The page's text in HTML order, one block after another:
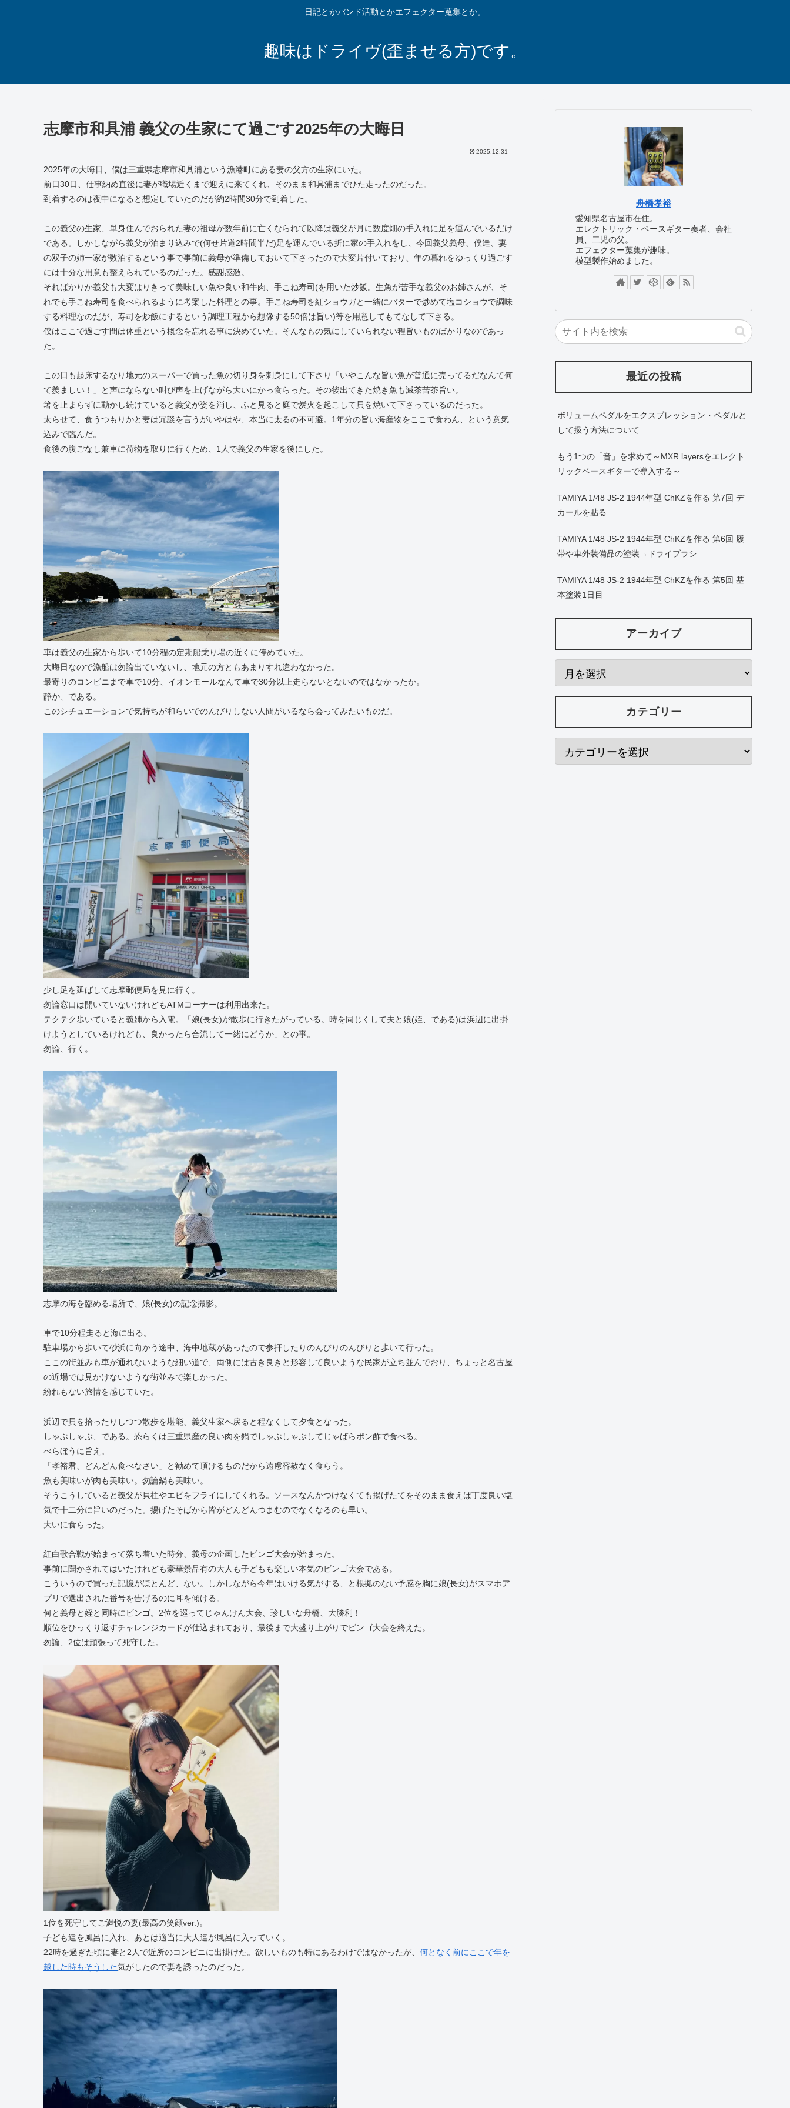
日記とかバンド活動とかエフェクター蒐集とか。
趣味はドライヴ(歪ませる方)です。
志摩市和具浦 義父の生家にて過ごす2025年の大晦日
2025.12.31
2025年の大晦日、僕は三重県志摩市和具浦という漁港町にある妻の父方の生家にいた。
前日30日、仕事納め直後に妻が職場近くまで迎えに来てくれ、そのまま和具浦までひた走ったのだった。
到着するのは夜中になると想定していたのだが約2時間30分で到着した。
この義父の生家、単身住んでおられた妻の祖母が数年前に亡くなられて以降は義父が月に数度畑の手入れに足を運んでいるだけ
である。しかしながら義父が泊まり込みで(何せ片道2時間半だ)足を運んでいる折に家の手入れをし、今回義父義母、僕達、妻
の双子の姉一家が数泊するという事で事前に義母が準備しておいて下さったので大変片付いており、年の暮れをゆっくり過ごす
には十分な用意も整えられているのだった。感謝感激。
そればかりか義父も大変はりきって美味しい魚や良い和牛肉、手こね寿司(を用いた炒飯。生魚が苦手な義父のお姉さんが、そ
れでも手こね寿司を食べられるように考案した料理との事。手こね寿司を紅ショウガと一緒にバターで炒めて塩コショウで調味
する料理なのだが、寿司を炒飯にするという調理工程から想像する50倍は旨い)等を用意してもてなして下さる。
僕はここで過ごす間は体重という概念を忘れる事に決めていた。そんなもの気にしていられない程旨いものばかりなのであっ
た。
この日も起床するなり地元のスーパーで買った魚の切り身を刺身にして下さり「いやこんな旨い魚が普通に売ってるだなんて何
て羨ましい！」と声にならない叫び声を上げながら大いにかっ食らった。その後出てきた焼き魚も滅茶苦茶旨い。
箸を止まらずに動かし続けていると義父が姿を消し、ふと見ると庭で炭火を起こして貝を焼いて下さっているのだった。
太らせて、食うつもりかと妻は冗談を言うがいやはや、本当に太るの不可避。1年分の旨い海産物をここで食わん、という意気
込みで臨んだ。
食後の腹ごなし兼車に荷物を取りに行くため、1人で義父の生家を後にした。
車は義父の生家から歩いて10分程の定期船乗り場の近くに停めていた。
大晦日なので漁船は勿論出ていないし、地元の方ともあまりすれ違わなかった。
最寄りのコンビニまで車で10分、イオンモールなんて車で30分以上走らないとないのではなかったか。
静か、である。
このシチュエーションで気持ちが和らいでのんびりしない人間がいるなら会ってみたいものだ。
少し足を延ばして志摩郵便局を見に行く。
勿論窓口は開いていないけれどもATMコーナーは利用出来た。
テクテク歩いていると義姉から入電。「娘(長女)が散歩に行きたがっている。時を同じくして夫と娘(姪、である)は浜辺に出掛
けようとしているけれども、良かったら合流して一緒にどうか」との事。
勿論、行く。
志摩の海を臨める場所で、娘(長女)の記念撮影。
車で10分程走ると海に出る。
駐車場から歩いて砂浜に向かう途中、海中地蔵があったので参拝したりのんびりのんびりと歩いて行った。
ここの街並みも車が通れないような細い道で、両側には古き良きと形容して良いような民家が立ち並んでおり、ちょっと名古屋
の近場では見かけないような街並みで楽しかった。
紛れもない旅情を感じていた。
浜辺で貝を拾ったりしつつ散歩を堪能、義父生家へ戻ると程なくして夕食となった。
しゃぶしゃぶ、である。恐らくは三重県産の良い肉を鍋でしゃぶしゃぶしてじゃばらポン酢で食べる。
べらぼうに旨え。
「孝裕君、どんどん食べなさい」と勧めて頂けるものだから遠慮容赦なく食らう。
魚も美味いが肉も美味い。勿論鍋も美味い。
そうこうしていると義父が貝柱やエビをフライにしてくれる。ソースなんかつけなくても揚げたてをそのまま食えば丁度良い塩
気で十二分に旨いのだった。揚げたそばから皆がどんどんつまむのでなくなるのも早い。
大いに食らった。
紅白歌合戦が始まって落ち着いた時分、義母の企画したビンゴ大会が始まった。
事前に聞かされてはいたけれども豪華景品有の大人も子どもも楽しい本気のビンゴ大会である。
こういうので買った記憶がほとんど、ない。しかしながら今年はいける気がする、と根拠のない予感を胸に娘(長女)がスマホア
プリで選出された番号を告げるのに耳を傾ける。
何と義母と姪と同時にビンゴ。2位を巡ってじゃんけん大会、珍しいな舟橋、大勝利！
順位をひっくり返すチャレンジカードが仕込まれており、最後まで大盛り上がりでビンゴ大会を終えた。
勿論、2位は頑張って死守した。
1位を死守してご満悦の妻(最高の笑顔ver.)。
子ども達を風呂に入れ、あとは適当に大人達が風呂に入っていく。
22時を過ぎた頃に妻と2人で近所のコンビニに出掛けた。欲しいものも特にあるわけではなかったが、 何となく前にここで年を
越した時もそうした気がしたので妻を誘ったのだった。
舟橋孝裕
愛知県名古屋市在住。
エレクトリック・ベースギター奏者、会社
員、二児の父。
エフェクター蒐集が趣味。
模型製作始めました。
最近の投稿
ボリュームペダルをエクスプレッション・ペダルと
して扱う方法について
もう1つの「音」を求めて～MXR layersをエレクト
リックベースギターで導入する～
TAMIYA 1/48 JS-2 1944年型 ChKZを作る 第7回 デ
カールを貼る
TAMIYA 1/48 JS-2 1944年型 ChKZを作る 第6回 履
帯や車外装備品の塗装→ドライブラシ
TAMIYA 1/48 JS-2 1944年型 ChKZを作る 第5回 基
本塗装1日目
アーカイブ
カテゴリー